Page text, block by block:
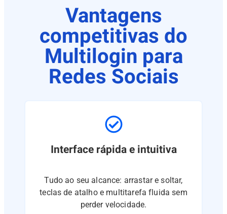
Vantagens
competitivas do
Multilogin para
Redes Sociais
Interface rápida e intuitiva
Tudo ao seu alcance: arrastar e soltar,
teclas de atalho e multitarefa fluida sem
perder velocidade.